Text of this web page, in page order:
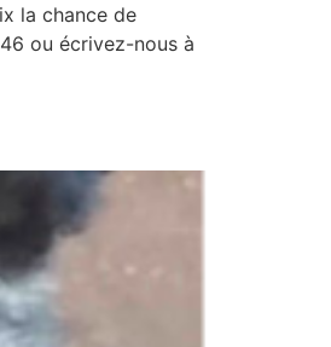
la chance de
ou écrivez-nous à